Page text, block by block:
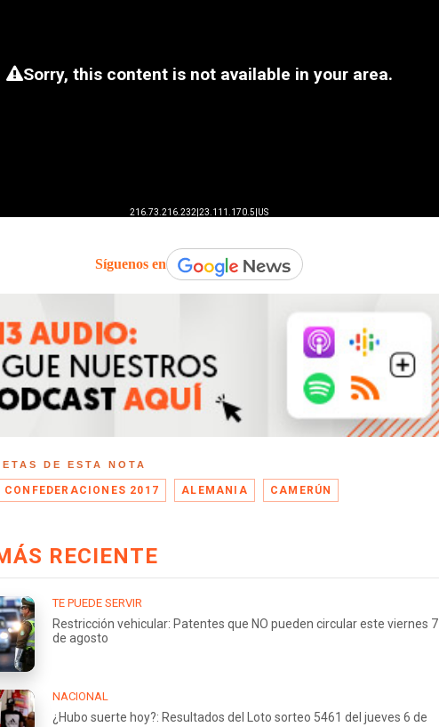
Síguenos en
DE ESTA NOTA
CONFEDERACIONES 2017 ALEMANIA CAMERÚN
RECIENTE
TE PUEDE SERVIR
Restricción vehicular: Patentes que NO pueden circular este viernes 7
de agosto
NACIONAL
¿Hubo suerte hoy?: Resultados del Loto sorteo 5461 del jueves 6 de